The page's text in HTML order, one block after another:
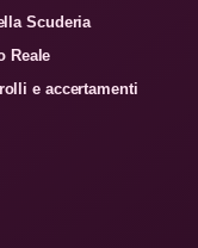
Scuderia
Reale
e accertamenti